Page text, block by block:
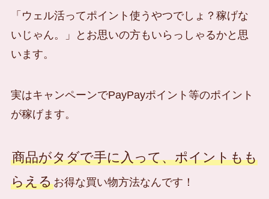
「ウェル活ってポイント使うやつでしょ？稼げな
いじゃん。」とお思いの方もいらっしゃるかと思
います。
実はキャンペーンでPayPayポイント等のポイント
が稼げます。
商品がタダで手に入って、ポイントもも
らえるお得な買い物方法なんです！